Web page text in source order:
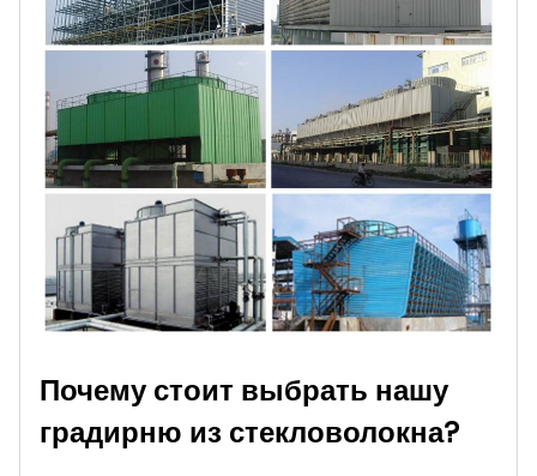
Почему стоит выбрать нашу
градирню из стекловолокна?